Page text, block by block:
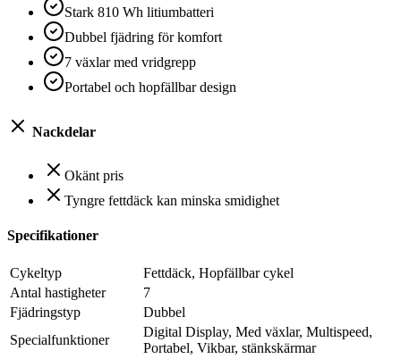
Stark 810 Wh litiumbatteri
Dubbel fjädring för komfort
7 växlar med vridgrepp
Portabel och hopfällbar design
Nackdelar
Okänt pris
Tyngre fettdäck kan minska smidighet
Specifikationer
Cykeltyp
Fettdäck, Hopfällbar cykel
Antal hastigheter
7
Fjädringstyp
Dubbel
Specialfunktioner
Digital Display, Med växlar, Multispeed,
Portabel, Vikbar, stänkskärmar